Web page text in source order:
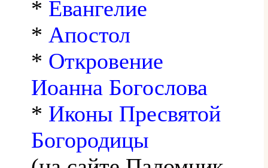
* Евангелие
* Апостол
* Откровение
Иоанна Богослова
* Иконы Пресвятой
Богородицы